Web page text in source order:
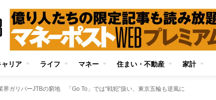
ャリア ライフ マネー 住まい・不動産 家計
界ガリバーJTBの窮地 「Go To」では“戦犯”扱い、東京五輪も逆風に